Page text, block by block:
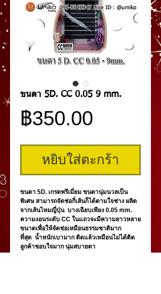
ขนตา 5D. CC 0.05 9 mm.
฿350.00
หยิบใส่ตะกร้า
ขนตา 5D. เกรดพรีเมี่ยม ขนตานุ่มนวลเป็น
พิเศษ สามารถจัดช่อกี่เส้นก็ได้ตามใจช่าง ผลิต
จากเส้นไหมญี่ปุ่น บางเฉียบเพียง 0.05 mm.
ความงอนระดับ CC ในแถวจะมีความยาวหลาย
ขนาดเพื่อให้จัดช่อเหมือนธรรมชาติมาก
ที่สุด น้ำหนักเบามาก ติดแล้วเหมือนไม่ได้ติด
ลูกค้าชอบใจมาก นุ่มสบายตา